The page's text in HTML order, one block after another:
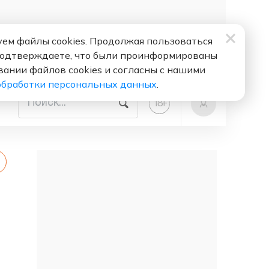
18+
файлы cookies. Продолжая пользоваться
что были проинформированы
файлов cookies и согласны с нашими
персональных данных.